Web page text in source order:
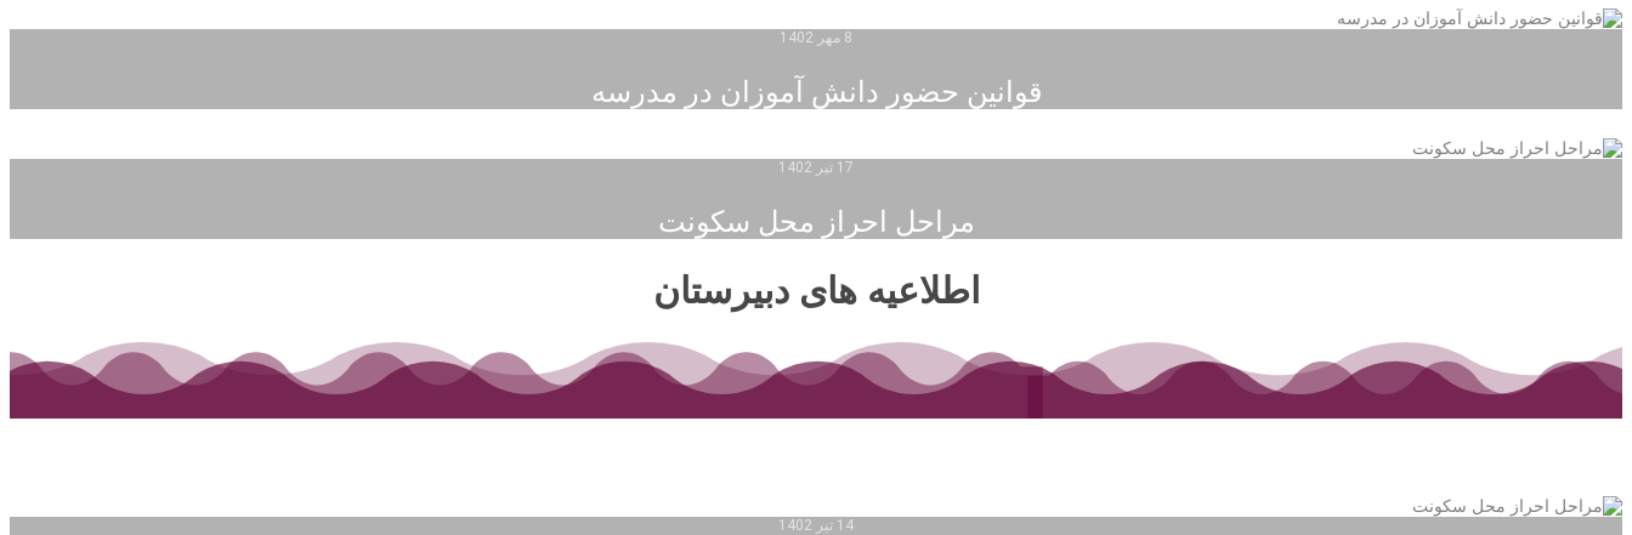
8 مهر 1402
قوانین حضور دانش آموزان در مدرسه
17 تیر 1402
مراحل احراز محل سکونت
اطلاعیه های دبیرستان
14 تیر 1402